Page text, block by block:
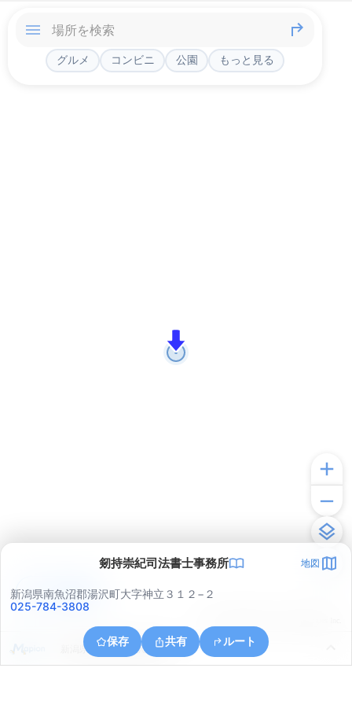
グルメ コンビニ 公園 もっと見る
剱持崇紀司法書士事務所 地図
新潟県南魚沼郡湯沢町大字神立３１２−２
025-784-3808
保存 共有 ルート
新潟県南魚沼郡湯沢町神立
アプリで見る